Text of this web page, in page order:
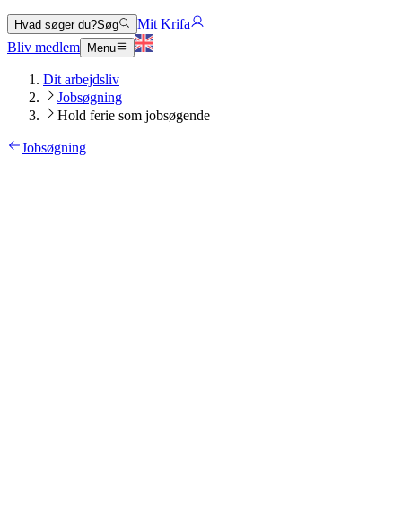
Hvad søger du?Søg
Mit Krifa
Bliv medlem
Menu
Dit arbejdsliv
Jobsøgning
Hold ferie som jobsøgende
Jobsøgning